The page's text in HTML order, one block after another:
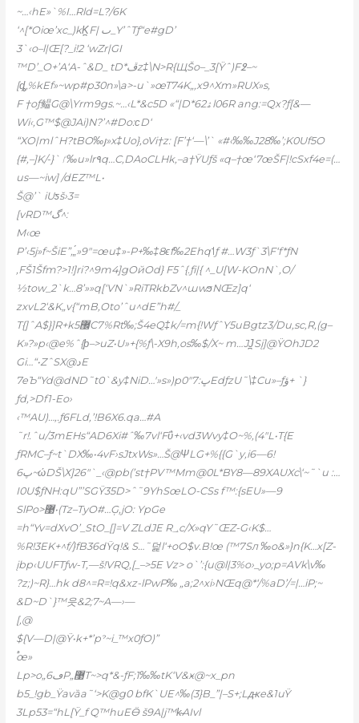
~…‹hE»`%I…Rld=L?/6K
‘^[*Oiœ’xc_)kK̪F| ٮ_Y’ˆTƒ“e#gD’
3`‹o–l|Œ[?_i!2 ‘wZr|GI
™D’_O+’A‘A-ˆ&D_ tD*ڦz‡\N>R{ЩŠo–_3[Ÿˆ)F߶–~
[ȡ‚%kEf»~wp#p30n»\a>-u`»œT74K„,x9^Xm»RUX»s‚
F †oƒ鳁G@\Yrm9gs.~…‹L*&c5D «“|D*62ۿl06R ang:=Qx?ƒ[&—
Wi‹‚G™$@JAi)N?’^#Do:ϲD‘
“XO|mlˆH?tBO‰յ»x‡Uo}‚oVi†z: [F’†‘—\’` «#‹‰‰J28‰’;K0Uf5O
{#‚–]K/-}`ٵ‰u»lr٩q…C‚DAoCLHk,–a†ŸUƒš «q–†œ‘7œŠF|!cSxf4e=(…
us—~iw] /dEZ™L•
Š@’` iUƽš›3=
[vRD™گ^:
M‹œ
P’‹5j»f~ŠiE”‚„́»9″=œu‡»-P+‰‡8ϵf‰2Ehq˦ƒ #…W3ƒ`3\F‘f*ƒN
‚FŠ1Šfm?>1!]ri?^9m4]gOйOd} F5ˆ{.ƒi|{ ^_U[W-KOnN`,O/
½tow_2`k…8’»»q[‘VN`»RiTRkbZv^ɯwϧNŒz]q‘
zxvL2‘&K„v{“mB,Oto’ˆu^dE”h#/_
T{]ˆA$}]R+k޼5C7%Rt‰;Š4eQ‡k/=m{!WƒˆY5uBgtz3/Du,sc‚R‚(g–
K»?»p‹@e%ˆ{ϸ–>uZ•U»+{%ƒ\-X9h,os‰$/X~ m…JJ̪Sį]@ŸOhJD2
Gi…“•ZˆSX@دE
7eЪ“Yd@dND˜t0`&y‡NiD…'»s»)pڀ:7″0EdƒzU˜\‡Cu»–ƒؤ+ `}
ƒd‚>Df1-Eo›
‹™AU)…,.ƒ6FLd‚’!B6X6.qa…#A
˜r!.ˆu/3mEHs“AD6Xi#ˆ‰7vl‘Fΰ+‹vd3Wvy‡O~%,(4″L•T{E
ƒRMC–ƒ~t`DX‰•4vF›sJtxWs»…Š@ΨLG+%{{G`y‚i6—6!
پ6~ώDŠ\Х]26″`_‹@pb(’st†PV™Mm@0L*BY8—89XAUXc\‘~˜`u :…
I0U$ƒNH:qU”’SGŸ35D>ˆ˜9YhSœLO-CSs f™:{sEU»—9
SlPo>޹•(Tz–TyO#…Ģ,jO: YpGe
=h“Yv=dXvO’_StO_[]=V ZLdJE R؀c/X»qY˜ŒZ-G‹K$…
%R!3EK+^f/}fB36dŸq!& S…˜덡l‘+oO$v.B!œ (™7Sл ‰o&»}n{K…x[Z-
įbp‹UUFTƒw-T,—š!VRQ‚[_–>5E Vz> o`’:{u@l|3%o›_yo;p=AVk\v‰
?z;)~R}…hk d8^=R=!q&xz-lPwP‰ „a;2^xi›NŒq@*‘/%aD’/=|…iP;~
&D~D`}™읏&2;7~A—›—
[‚@
${V—D|@Ÿ•k+*’pˀ~i_™x0ƒO)”
֠œ»
Lp>o„6ڡP„޹T~>q*&-ƒF;1‰‰tK‘V&ӿ@~x_pn
b5_!gb_Ÿavȁa˜‘>K@g0 bfK`UE^‰(3}B_”|–S+;Lԫe&1uŸ
3Lp53=“hL[Ÿ_f Q™huEӪ š9A|j™k̴AIvl